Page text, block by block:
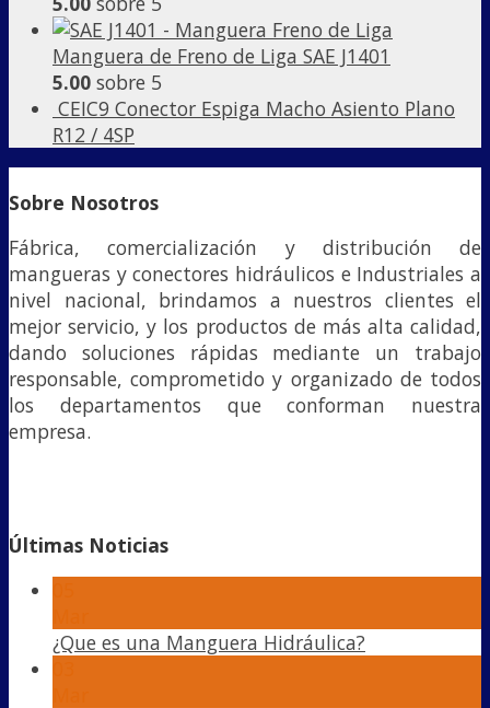
Manguera de Freno de Liga SAE J1401
5.00 sobre 5
CEIC9 Conector Espiga Macho Asiento Plano
R12 / 4SP
Sobre Nosotros
Fábrica, comercialización y distribución de
mangueras y conectores hidráulicos e Industriales a
nivel nacional, brindamos a nuestros clientes el
mejor servicio, y los productos de más alta calidad,
dando soluciones rápidas mediante un trabajo
responsable, comprometido y organizado de todos
los departamentos que conforman nuestra
empresa.
Últimas Noticias
¿Que es una Manguera Hidráulica?